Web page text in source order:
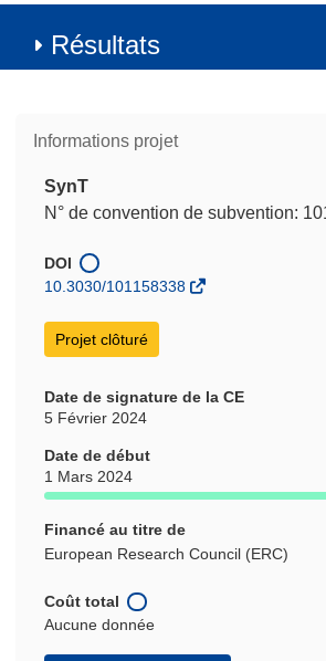
Résultats
Informations projet
SynT
N° de convention de subvention:
DOI
10.3030/101158338
Projet clôturé
Date de signature de la CE
5 Février 2024
Date de début
1 Mars 2024
Financé au titre de
European Research Council (ERC)
Coût total
Aucune donnée